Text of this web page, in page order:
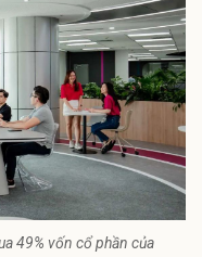
49% vốn cổ phần của